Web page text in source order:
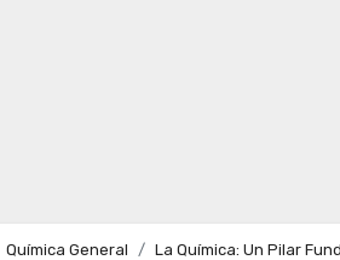
Química General La Química: Un Pilar